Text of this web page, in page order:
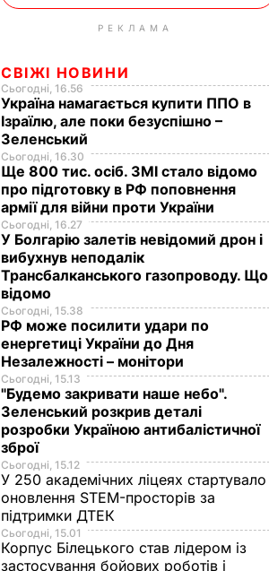
РЕКЛАМА
СВІЖІ НОВИНИ
Сьогодні, 16.56
Україна намагається купити ППО в
Ізраїлю, але поки безуспішно –
Зеленський
Сьогодні, 16.30
Ще 800 тис. осіб. ЗМІ стало відомо
про підготовку в РФ поповнення
армії для війни проти України
Сьогодні, 16.27
У Болгарію залетів невідомий дрон і
вибухнув неподалік
Трансбалканського газопроводу. Що
відомо
Сьогодні, 15.38
РФ може посилити удари по
енергетиці України до Дня
Незалежності – монітори
Сьогодні, 15.13
"Будемо закривати наше небо".
Зеленський розкрив деталі
розробки Україною антибалістичної
зброї
Сьогодні, 15.12
У 250 академічних ліцеях стартувало
оновлення STEM-просторів за
підтримки ДТЕК​
Сьогодні, 15.01
Корпус Білецького став лідером із
застосування бойових роботів і